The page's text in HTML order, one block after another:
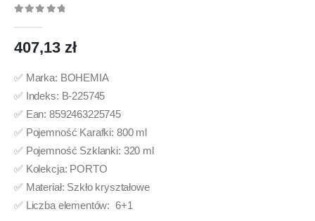
407,13 zł
✅ Marka: BOHEMIA
✅ Indeks: B-225745
✅ Ean: 8592463225745
✅ Pojemność Karafki: 800 ml
✅ Pojemność Szklanki: 320 ml
✅ Kolekcja: PORTO
✅ Materiał: Szkło kryształowe
✅ Liczba elementów: 6+1